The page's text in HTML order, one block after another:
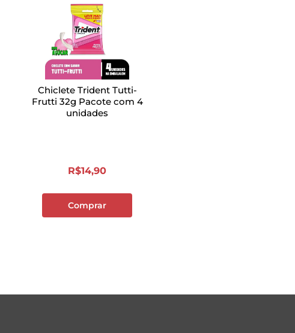
Chiclete Trident Tutti-
Frutti 32g Pacote com 4
unidades
R$14,90
Comprar